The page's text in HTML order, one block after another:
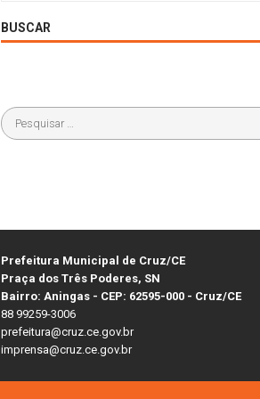
BUSCAR
Prefeitura Municipal de Cruz/CE
Praça dos Três Poderes, SN
Bairro: Aningas - CEP: 62595-000 - Cruz/CE
88 99259-3006
prefeitura@cruz.ce.gov.br
imprensa@cruz.ce.gov.br